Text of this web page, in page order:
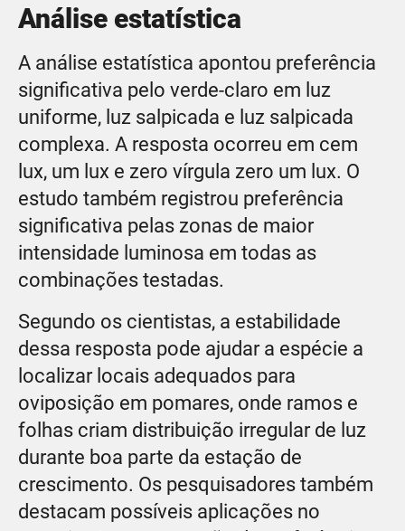
Análise estatística
A análise estatística apontou preferência
significativa pelo verde-claro em luz
uniforme, luz salpicada e luz salpicada
complexa. A resposta ocorreu em cem
lux, um lux e zero vírgula zero um lux. O
estudo também registrou preferência
significativa pelas zonas de maior
intensidade luminosa em todas as
combinações testadas.
Segundo os cientistas, a estabilidade
dessa resposta pode ajudar a espécie a
localizar locais adequados para
oviposição em pomares, onde ramos e
folhas criam distribuição irregular de luz
durante boa parte da estação de
crescimento. Os pesquisadores também
destacam possíveis aplicações no